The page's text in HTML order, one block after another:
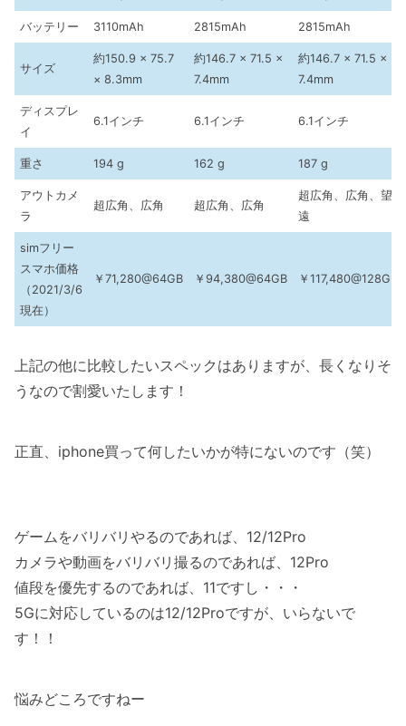
バッテリー 3110mAh 2815mAh 2815mAh
サイズ
約150.9 × 75.7
× 8.3mm
約146.7 × 71.5 ×
7.4mm
約146.7 × 71.5 ×
7.4mm
ディスプレ
イ
6.1インチ 6.1インチ 6.1インチ
重さ 194 g 162 g 187 g
アウトカメ
ラ
超広角、広角 超広角、広角
超広角、広角、望
遠
simフリー
スマホ価格
（2021/3/6
現在）
￥71,280@64GB ￥94,380@64GB ￥117,480@128GB
上記の他に比較したいスペックはありますが、長くなりそ
うなので割愛いたします！
正直、iphone買って何したいかが特にないのです（笑）
ゲームをバリバリやるのであれば、12/12Pro
カメラや動画をバリバリ撮るのであれば、12Pro
値段を優先するのであれば、11ですし・・・
5Gに対応しているのは12/12Proですが、いらないで
す！！
悩みどころですねー